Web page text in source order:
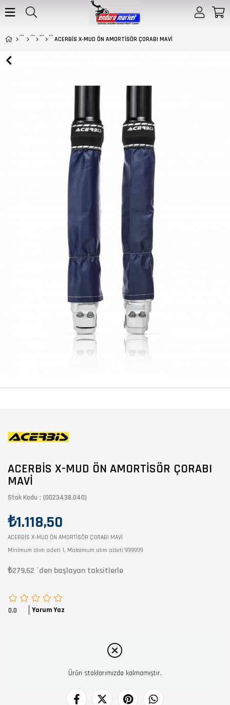
ACERBİS X-MUD ÖN AMORTİSÖR ÇORABI MAVİ
ACERBİS X-MUD ÖN AMORTİSÖR ÇORABI
MAVİ
Stok Kodu (0023438.040)
₺1.118,50
ACERBİS X-MUD ÖN AMORTİSÖR ÇORABI MAVİ
Minimum alım adeti 1, Maksimum alım adeti 999999
₺279,62 `den başlayan taksitlerle
0.0 Yorum Yaz
Ürün stoklarımızda kalmamıştır.